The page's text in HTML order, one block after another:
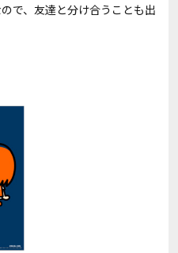
で、友達と分け合うことも出